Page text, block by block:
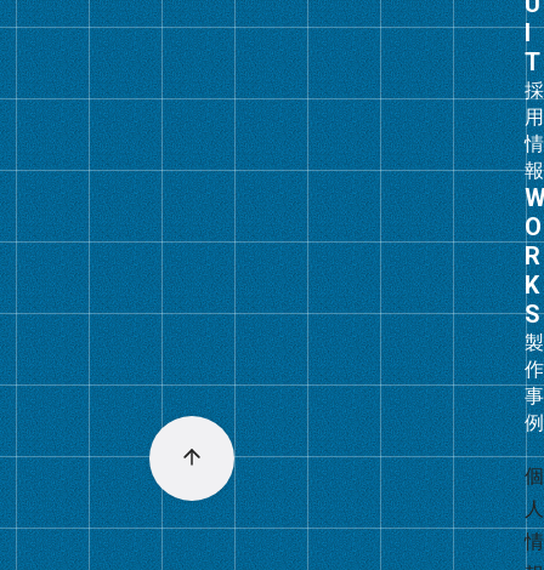
採
用
情
報
リ
ン
ク
製
作
事
例
グ
ル
ー
プ
リ
ン
ク
個
人
情